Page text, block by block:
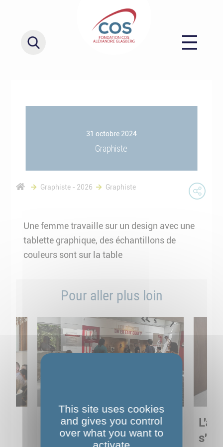
31 octobre 2024
Graphiste
Graphiste - 2026 Graphiste
Une femme travaille sur un design avec une
tablette graphique, des échantillons de
couleurs sont sur la table
Pour aller plus loin
Sortie pédagogique au
Musée de Préhistoire de
This site uses cookies
and gives you control
over what you want to
activate